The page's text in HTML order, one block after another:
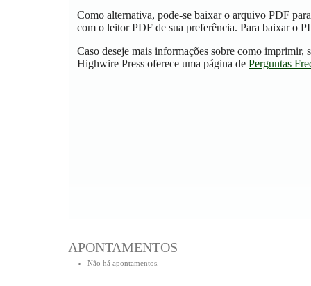
Como alternativa, pode-se baixar o arquivo PDF
com o leitor PDF de sua preferência. Para baixar o
Caso deseje mais informações sobre como imprimir,
Highwire Press oferece uma página de Perguntas
APONTAMENTOS
Não há apontamentos.